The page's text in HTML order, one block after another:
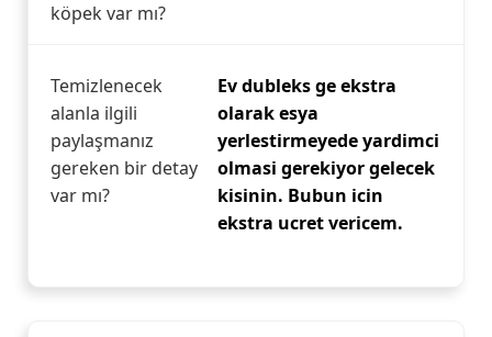
köpek var mı?
Temizlenecek
alanla ilgili
paylaşmanız
gereken bir detay
var mı?
Ev dubleks ge ekstra
olarak esya
yerlestirmeyede yardimci
olmasi gerekiyor gelecek
kisinin. Bubun icin
ekstra ucret vericem.